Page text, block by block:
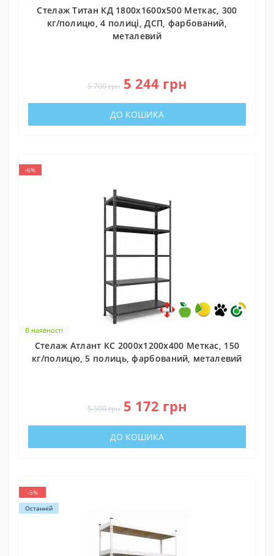
Стелаж Титан КД 1800х1600х500 Меткас, 300
кг/полицю, 4 полиці, ДСП, фарбований,
металевий
5 700 грн 5 244 грн
ДО КОШИКА
-6%
В наявності
Стелаж Атлант КС 2000х1200х400 Меткас, 150
кг/полицю, 5 полиць, фарбований, металевий
5 500 грн 5 172 грн
ДО КОШИКА
-5%
Останній